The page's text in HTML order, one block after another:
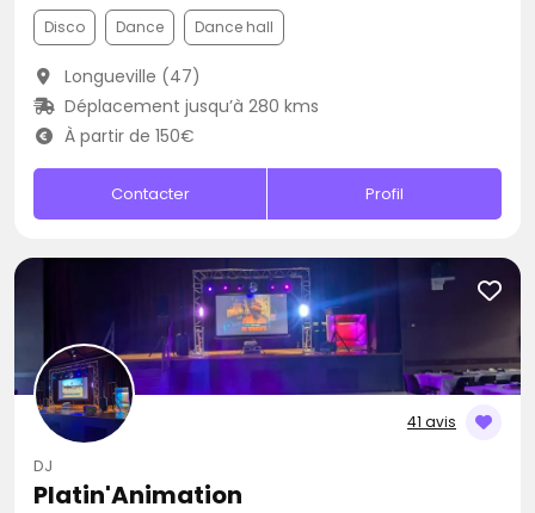
Disco Dance Dance hall
Longueville (47)
Déplacement jusqu’à 280 kms
À partir de 150€
Contacter Profil
41 avis
DJ
Platin'Animation